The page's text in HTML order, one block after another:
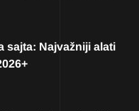
sajta: Najvažniji alati